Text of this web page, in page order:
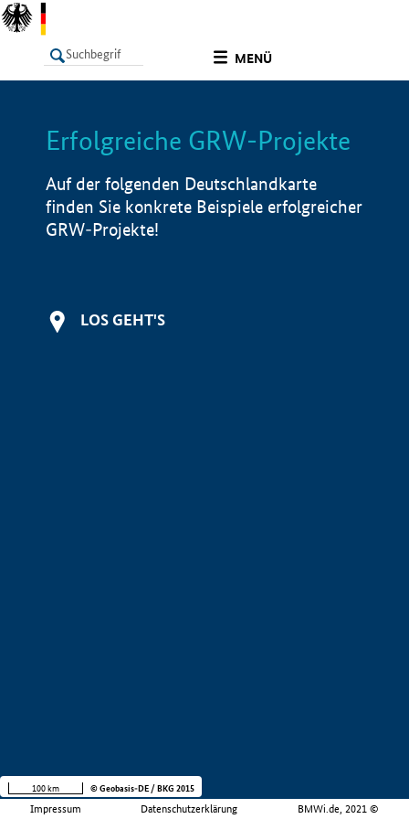
MENÜ
LISTE Info
Erfolgreiche GRW-Projekte
Auf der folgenden Deutschlandkarte
finden Sie konkrete Beispiele erfolgreicher
GRW-Projekte!
LOS GEHT'S
Impressum Datenschutzerklärung BMWi.de, 2021 ©
100 km © Geobasis-DE / BKG 2015